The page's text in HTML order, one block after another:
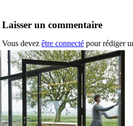
Laisser un commentaire
Vous devez être connecté pour rédiger